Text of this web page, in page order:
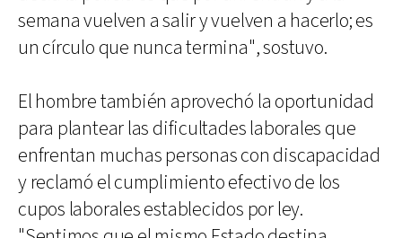
semana vuelven a salir y vuelven a hacerlo; es
un círculo que nunca termina", sostuvo.
El hombre también aprovechó la oportunidad
para plantear las dificultades laborales que
enfrentan muchas personas con discapacidad
y reclamó el cumplimiento efectivo de los
cupos laborales establecidos por ley.